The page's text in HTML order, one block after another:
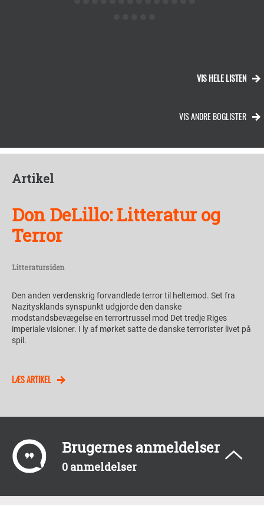
VIS HELE LISTEN
VIS ANDRE BOGLISTER
Artikel
Don DeLillo: Litteratur og
Terror
Litteratursiden
Den anden verdenskrig forvandlede terror til heltemod. Set fra
Nazitysklands synspunkt udgjorde den danske
modstandsbevægelse en terrortrussel mod Det tredje Riges
imperiale visioner. I ly af mørket satte de danske terrorister livet på
spil.
LÆS ARTIKEL
Brugernes anmeldelser
0 anmeldelser